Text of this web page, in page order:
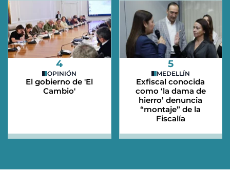
4
OPINIÓN
El gobierno de 'El
Cambio'
5
MEDELLÍN
Exfiscal conocida
como ‘la dama de
hierro’ denuncia
“montaje” de la
Fiscalía